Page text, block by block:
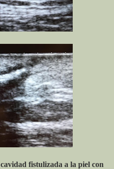
fistulizada a la piel con